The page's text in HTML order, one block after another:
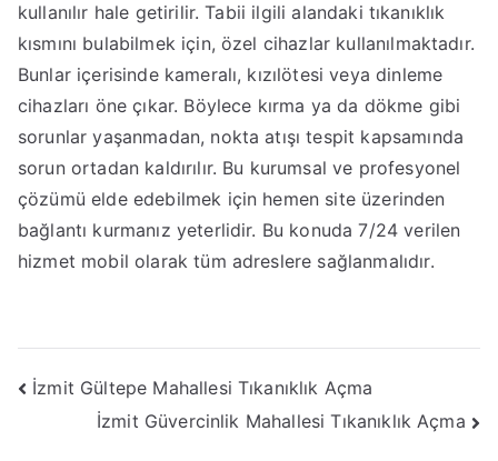
kullanılır hale getirilir. Tabii ilgili alandaki tıkanıklık
kısmını bulabilmek için, özel cihazlar kullanılmaktadır.
Bunlar içerisinde kameralı, kızılötesi veya dinleme
cihazları öne çıkar. Böylece kırma ya da dökme gibi
sorunlar yaşanmadan, nokta atışı tespit kapsamında
sorun ortadan kaldırılır. Bu kurumsal ve profesyonel
çözümü elde edebilmek için hemen site üzerinden
bağlantı kurmanız yeterlidir. Bu konuda 7/24 verilen
hizmet mobil olarak tüm adreslere sağlanmalıdır.
Yazı
gezinmesi
İzmit Gültepe Mahallesi Tıkanıklık Açma
İzmit Güvercinlik Mahallesi Tıkanıklık Açma